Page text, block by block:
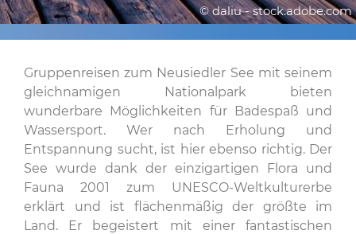
© daliu - stock.adobe.com
Gruppenreisen zum Neusiedler See mit seinem
gleichnamigen Nationalpark bieten
wunderbare Möglichkeiten für Badespaß und
Wassersport. Wer nach Erholung und
Entspannung sucht, ist hier ebenso richtig. Der
See wurde dank der einzigartigen Flora und
Fauna 2001 zum UNESCO-Weltkulturerbe
erklärt und ist flächenmäßig der größte im
Land. Er begeistert mit einer fantastischen